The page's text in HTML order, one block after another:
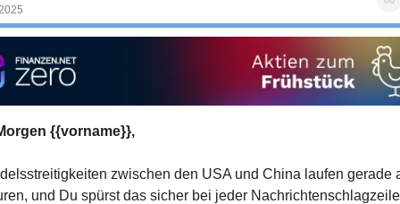
{{vorname}},
zwischen den USA und China laufen gerade
und Du spürst das sicher bei jeder